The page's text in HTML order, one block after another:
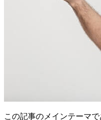
この記事のメインテーマ